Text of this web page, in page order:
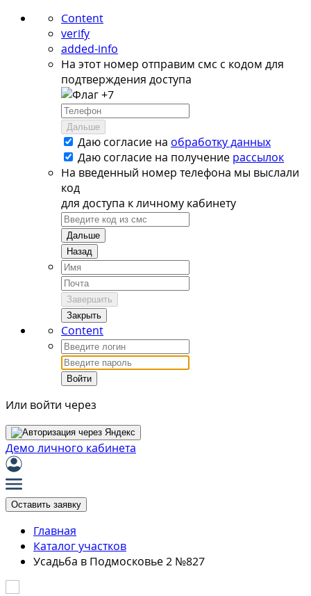
Content
verify
added-info
На этот номер отправим смс с кодом для
подтверждения доступа
+7
Дальше
Даю согласие на обработку данных
Даю согласие на получение рассылок
На введенный номер телефона мы выслали
код
для доступа к личному кабинету
Дальше
Назад
Завершить
Закрыть
Content
Войти
Или войти через
Демо личного кабинета
Оставить заявку
Главная
Каталог участков
Усадьба в Подмосковье 2 №827